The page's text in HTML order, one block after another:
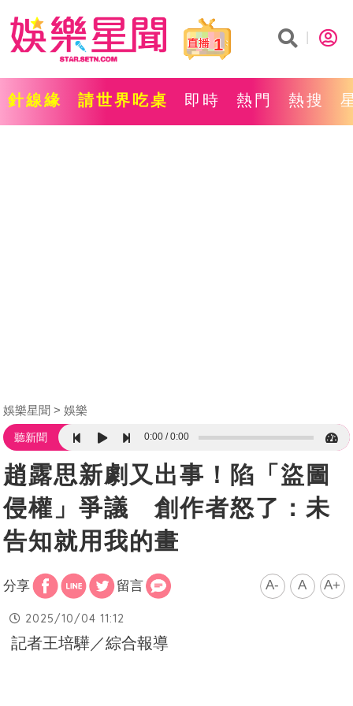
1
針線緣 請世界吃桌 即時 熱門 熱搜
娛樂星聞 娛樂
聽新聞 0:00 0:00
趙露思新劇又出事！陷「盜圖
侵權」爭議 創作者怒了：未
告知就用我的畫
分享 留言 A- A A+
2025/10/04 11:12
記者王培驊／綜合報導